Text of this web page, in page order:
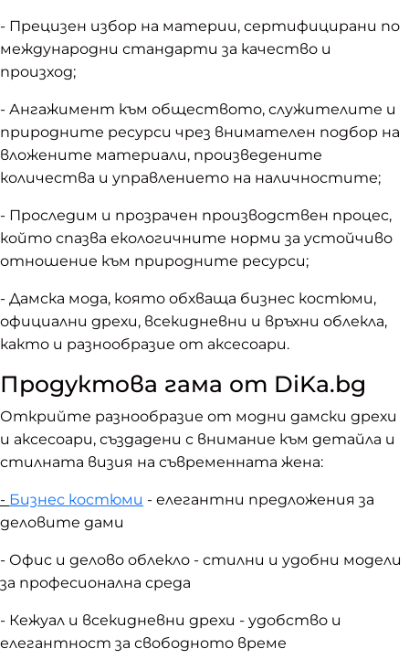
- Прецизен избор на материи, сертифицирани по
международни стандарти за качество и
произход;
- Ангажимент към обществото, служителите и
природните ресурси чрез внимателен подбор на
вложените материали, произведените
количества и управлението на наличностите;
- Проследим и прозрачен производствен процес,
който спазва екологичните норми за устойчиво
отношение към природните ресурси;
- Дамска мода, която обхваща бизнес костюми,
официални дрехи, всекидневни и връхни облекла,
както и разнообразие от аксесоари.
Продуктова гама от DiKa.bg
Открийте разнообразие от модни дамски дрехи
и аксесоари, създадени с внимание към детайла и
стилната визия на съвременната жена:
- Бизнес костюми - елегантни предложения за
деловите дами
- Офис и делово облекло - стилни и удобни модели
за професионална среда
- Кежуал и всекидневни дрехи - удобство и
елегантност за свободното време